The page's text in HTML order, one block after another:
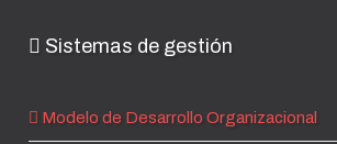
Sistemas de gestión
Modelo de Desarrollo Organizacional